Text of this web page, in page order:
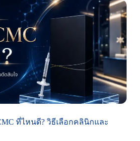
ที่ไหนดี? วิธีเลือกคลินิกและ